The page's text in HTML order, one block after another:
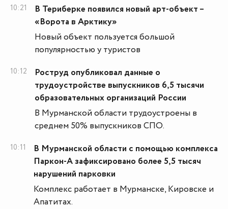
10:21
В Териберке появился новый арт-объект –
«Ворота в Арктику»
Новый объект пользуется большой
популярностью у туристов
10:12
Роструд опубликовал данные о
трудоустройстве выпускников 6,5 тысячи
образовательных организаций России
В Мурманской области трудоустроены в
среднем 50% выпускников СПО.
10:11
В Мурманской области с помощью комплекса
Паркон-А зафиксировано более 5,5 тысяч
нарушений парковки
Комплекс работает в Мурманске, Кировске и
Апатитах.